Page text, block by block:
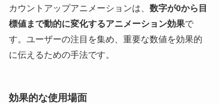
カウントアップアニメーションは、 数字が0から目
標値まで動的に変化するアニメーション効果で
す。ユーザーの注目を集め、重要な数値を効果的
に伝えるための手法です。
効果的な使用場面